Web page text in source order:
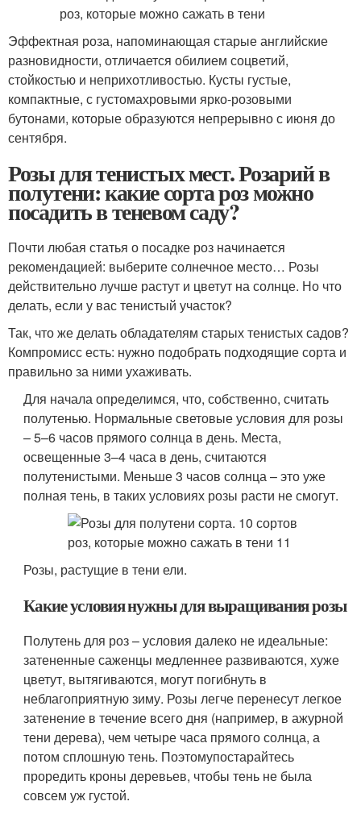
Эффектная роза, напоминающая старые английские
разновидности, отличается обилием соцветий,
стойкостью и неприхотливостью. Кусты густые,
компактные, с густомахровыми ярко-розовыми
бутонами, которые образуются непрерывно с июня до
сентября.
Розы для тенистых мест. Розарий в
полутени: какие сорта роз можно
посадить в теневом саду?
Почти любая статья о посадке роз начинается
рекомендацией: выберите солнечное место… Розы
действительно лучше растут и цветут на солнце. Но что
делать, если у вас тенистый участок?
Так, что же делать обладателям старых тенистых садов?
Компромисс есть: нужно подобрать подходящие сорта и
правильно за ними ухаживать.
Для начала определимся, что, собственно, считать
полутенью. Нормальные световые условия для розы
– 5–6 часов прямого солнца в день. Места,
освещенные 3–4 часа в день, считаются
полутенистыми. Меньше 3 часов солнца – это уже
полная тень, в таких условиях розы расти не смогут.
Розы, растущие в тени ели.
Какие условия нужны для выращивания розы
Полутень для роз – условия далеко не идеальные:
затененные саженцы медленнее развиваются, хуже
цветут, вытягиваются, могут погибнуть в
неблагоприятную зиму. Розы легче перенесут легкое
затенение в течение всего дня (например, в ажурной
тени дерева), чем четыре часа прямого солнца, а
потом сплошную тень. Поэтомупостарайтесь
проредить кроны деревьев, чтобы тень не была
совсем уж густой.